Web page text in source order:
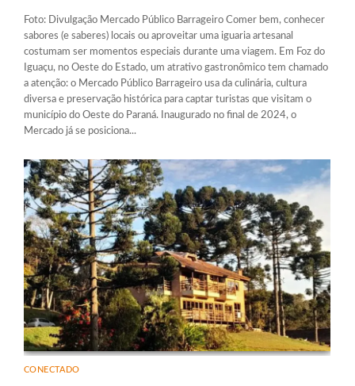
Foto: Divulgação Mercado Público Barrageiro Comer bem, conhecer
sabores (e saberes) locais ou aproveitar uma iguaria artesanal
costumam ser momentos especiais durante uma viagem. Em Foz do
Iguaçu, no Oeste do Estado, um atrativo gastronômico tem chamado
a atenção: o Mercado Público Barrageiro usa da culinária, cultura
diversa e preservação histórica para captar turistas que visitam o
município do Oeste do Paraná. Inaugurado no final de 2024, o
Mercado já se posiciona...
CONECTADO